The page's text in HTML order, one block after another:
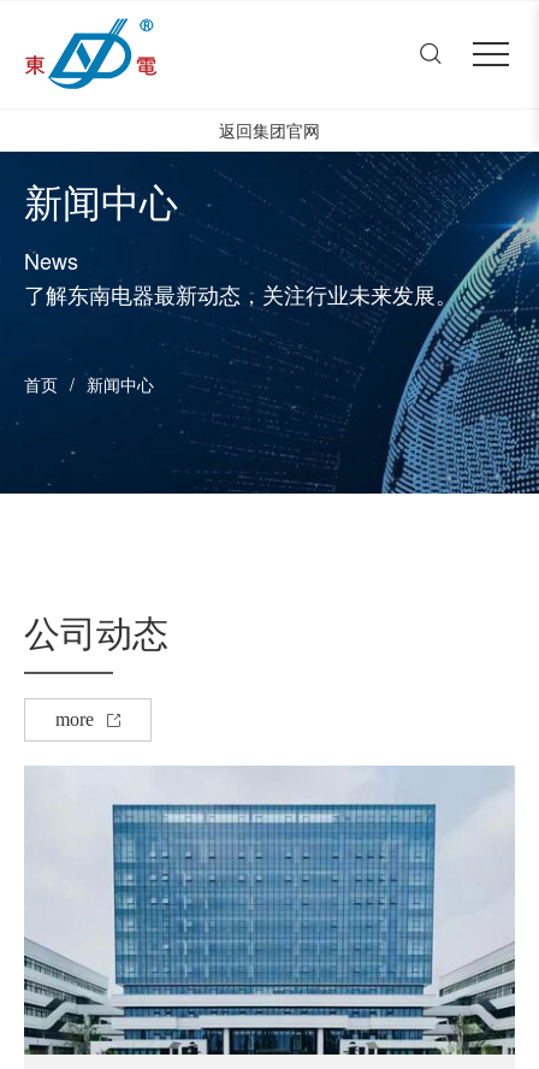
首页
4
Open submenu (创新&研发)
4
Open submenu (产品中心)
产品中心
3
Open submenu (人才与发
人才与发展
1
Open submenu (新闻中心)
新闻中心
返回集团官网
新闻中心
News
了解东南电器最新动态，关注行业未来发展。
首页 / 新闻中心
公司动态
more